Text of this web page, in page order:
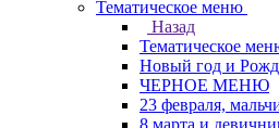
Тематическое меню
Назад
Тематическое
Новый год и
ЧЕРНОЕ МЕНЮ
23 февраля,
8 марта и